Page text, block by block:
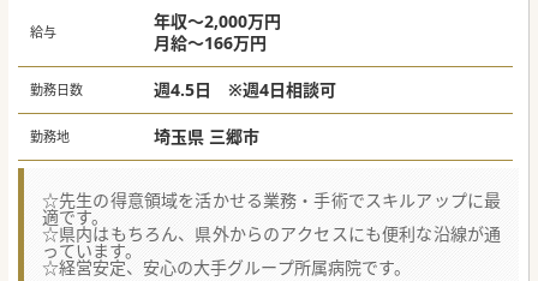
給与
年収～2,000万円
月給～166万円
勤務日数 週4.5日 ※週4日相談可
勤務地 埼玉県 三郷市
☆先生の得意領域を活かせる業務・手術でスキルアップに最
適です。
☆県内はもちろん、県外からのアクセスにも便利な沿線が通
っています。
☆経営安定、安心の大手グループ所属病院です。